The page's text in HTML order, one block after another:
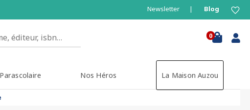
Newsletter Blog
0
Parascolaire Nos Héros La Maison Auzou